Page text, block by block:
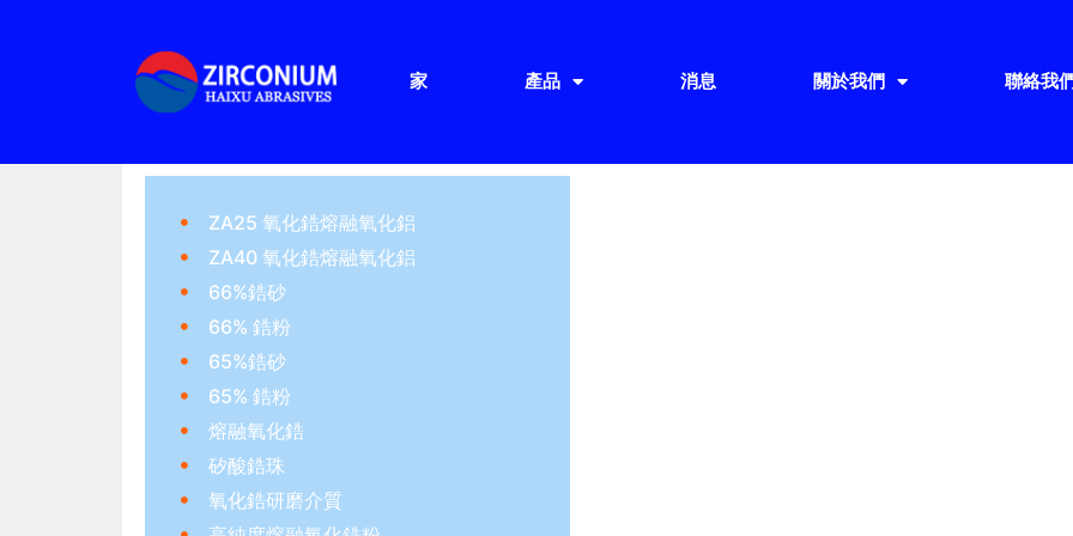
家 產品 消息 關於我們 聯絡我
ZA25 氧化鋯熔融氧化鋁
ZA40 氧化鋯熔融氧化鋁
66%鋯砂
66% 鋯粉
65%鋯砂
65% 鋯粉
熔融氧化鋯
矽酸鋯珠
氧化鋯研磨介質